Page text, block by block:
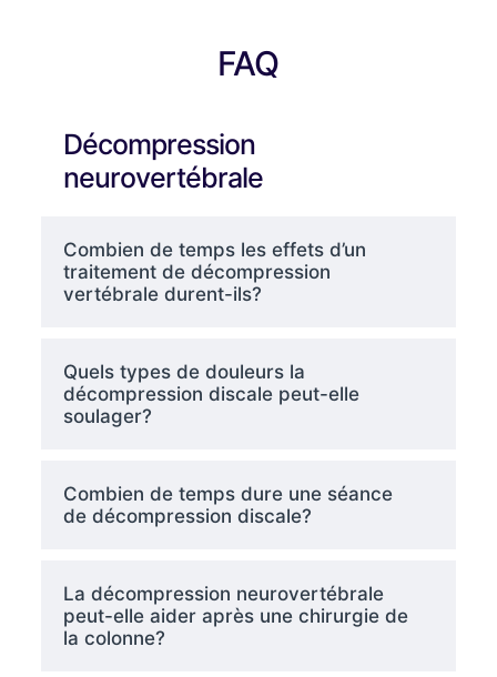
FAQ
Décompression
neurovertébrale
Combien de temps les effets d’un
traitement de décompression
vertébrale durent-ils?
Quels types de douleurs la
décompression discale peut-elle
soulager?
Combien de temps dure une séance
de décompression discale?
La décompression neurovertébrale
peut-elle aider après une chirurgie de
la colonne?